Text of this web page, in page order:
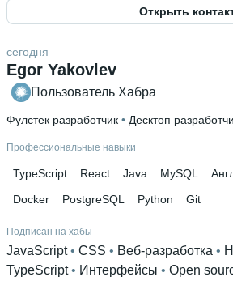
Высшее образование
СПб ГУАП
программирования
7 лет и 1 месяц
Открыть
Egor Yakovlev
сегодня
Пользователь Хабра
Фулстек разработчик • Десктоп
Профессиональные навыки
TypeScript React Java MySQL
Docker
PostgreSQL Python Git
Подписан на хабы
JavaScript • CSS • Веб-разработка •
TypeScript • Интерфейсы • Open